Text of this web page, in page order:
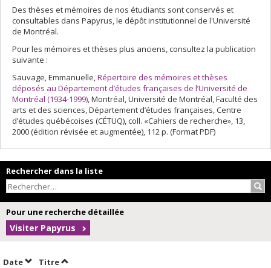
Des thèses et mémoires de nos étudiants sont conservés et
consultables dans Papyrus, le dépôt institutionnel de l'Université
de Montréal.
Pour les mémoires et thèses plus anciens, consultez la publication
suivante :
Sauvage, Emmanuelle,Répertoire des mémoires et thèses
déposés au Département d’études françaises de l’Université de
Montréal (1934-1999), Montréal, Université de Montréal, Faculté des
arts et des sciences, Département d’études françaises, Centre
d’études québécoises (CÉTUQ), coll. «Cahiers de recherche», 13,
2000 (édition révisée et augmentée), 112 p. (Format PDF)
Rechercher dans la liste
Pour une recherche détaillée
Visiter Papyrus
DateTrier par date en ordre décroissant
TitreTrier par titre en ordre décroissant